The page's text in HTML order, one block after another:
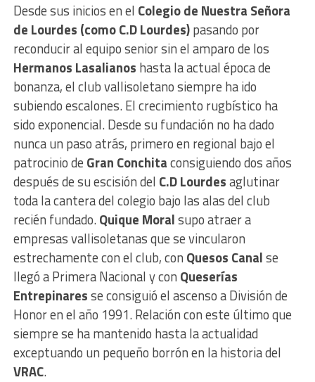
Desde sus inicios en el Colegio de Nuestra Señora
de Lourdes (como C.D Lourdes)pasando por
reconducir al equipo senior sin el amparo de los
Hermanos Lasalianos hasta la actual época de
bonanza, el club vallisoletano siempre ha ido
subiendo escalones. El crecimiento rugbístico ha
sido exponencial. Desde su fundación no ha dado
nunca un paso atrás, primero en regional bajo el
patrocinio de Gran Conchitaconsiguiendo dos años
después de su escisión del C.D Lourdesaglutinar
toda la cantera del colegio bajo las alas del club
recién fundado.Quique Moralsupo atraer a
empresas vallisoletanas que se vincularon
estrechamente con el club, con Quesos Canalse
llegó a Primera Nacional y con Queserías
Entrepinaresse consiguió el ascenso a División de
Honor en el año 1991. Relación con este último que
siempre se ha mantenido hasta la actualidad
exceptuando un pequeño borrón en la historia del
VRAC.